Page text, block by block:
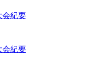
紀要
紀要